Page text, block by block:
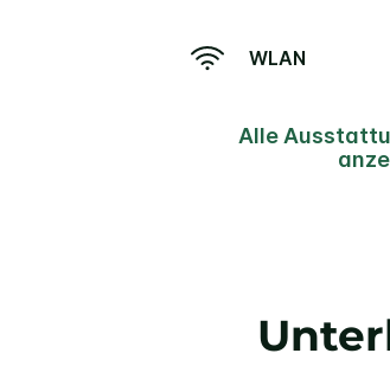
WLAN
Alle